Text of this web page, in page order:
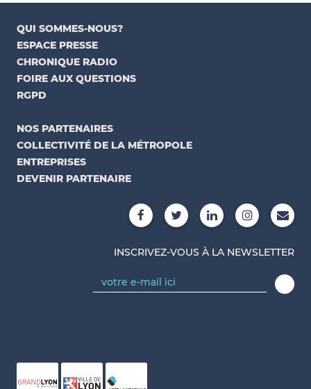
QUI SOMMES-NOUS?
ESPACE PRESSE
CHRONIQUE RADIO
FOIRE AUX QUESTIONS
RGPD
NOS PARTENAIRES
COLLECTIVITÉ DE LA MÉTROPOLE
ENTREPRISES
DEVENIR PARTENAIRE
INSCRIVEZ-VOUS À LA NEWSLETTER